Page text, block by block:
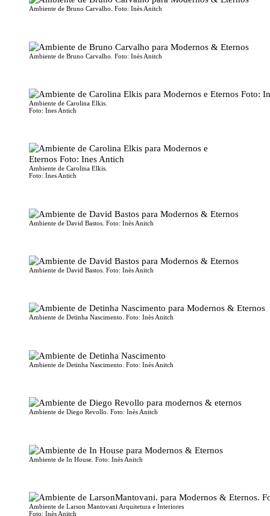
Ambiente de Bruno Carvalho. Foto: Inès Anitch
Ambiente de Bruno Carvalho. Foto: Inès Anitch
Ambiente de Carolina Elkis.
Foto: Ines Antich
Ambiente de Carolina Elkis.
Foto: Ines Antich
Ambiente de David Bastos. Foto: Inès Anitch
Ambiente de David Bastos. Foto: Inès Anitch
Ambiente de Detinha Nascimento. Foto: Inès Anitch
Ambiente de Detinha Nascimento. Foto: Inès Anitch
Ambiente de Diego Revollo. Foto: Inès Anitch
Ambiente de In House. Foto: Inès Anitch
Ambiente de Larson Mantovani Arquitetura e Interiores
Foto: Inès Anitch